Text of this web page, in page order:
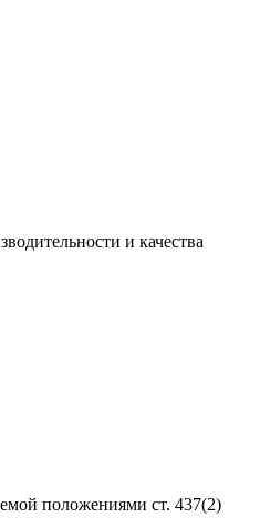
и качества
положениями ст. 437(2)